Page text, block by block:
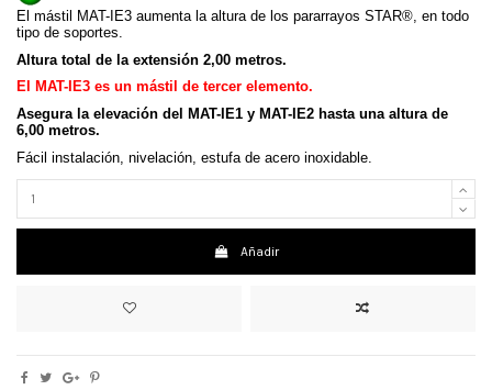
El mástil MAT-IE3 aumenta la altura de los pararrayos STAR®, en todo
tipo de soportes.
Altura total de la extensión 2,00 metros.
El MAT-IE3 es un mástil de tercer elemento.
Asegura la elevación del MAT-IE1 y MAT-IE2 hasta una altura de
6,00 metros.
Fácil instalación, nivelación, estufa de acero inoxidable.
Añadir